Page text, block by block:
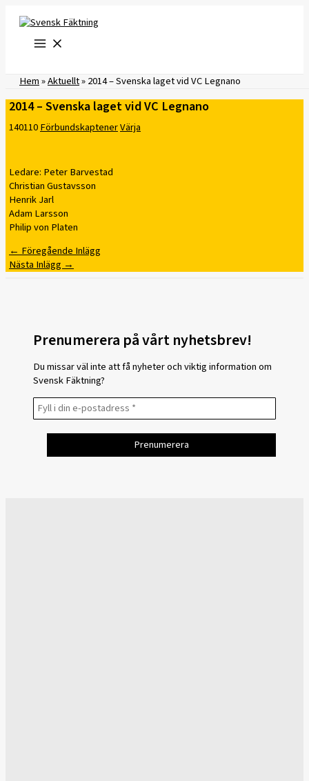
innehåll
Hem»Aktuellt»2014 – Svenska laget vid VC Legnano
2014 – Svenska laget vid VC Legnano
140110FörbundskaptenerVärja
Ledare: Peter Barvestad
Christian Gustavsson
Henrik Jarl
Adam Larsson
Philip von Platen
←Föregående Inlägg
Nästa Inlägg→
Prenumerera på vårt nyhetsbrev!
Du missar väl inte att få nyheter och viktig information om
Svensk Fäktning?